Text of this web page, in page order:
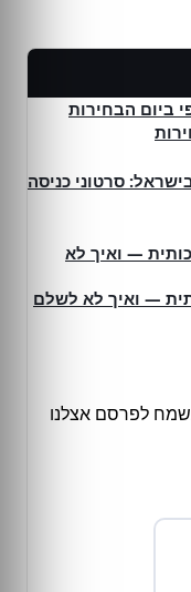
סרטוני כניסה
— ואיך לא לשלם
לפרסם אצלנו